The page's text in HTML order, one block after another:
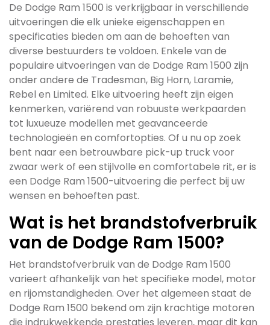
De Dodge Ram 1500 is verkrijgbaar in verschillende
uitvoeringen die elk unieke eigenschappen en
specificaties bieden om aan de behoeften van
diverse bestuurders te voldoen. Enkele van de
populaire uitvoeringen van de Dodge Ram 1500 zijn
onder andere de Tradesman, Big Horn, Laramie,
Rebel en Limited. Elke uitvoering heeft zijn eigen
kenmerken, variërend van robuuste werkpaarden
tot luxueuze modellen met geavanceerde
technologieën en comfortopties. Of u nu op zoek
bent naar een betrouwbare pick-up truck voor
zwaar werk of een stijlvolle en comfortabele rit, er is
een Dodge Ram 1500-uitvoering die perfect bij uw
wensen en behoeften past.
Wat is het brandstofverbruik
van de Dodge Ram 1500?
Het brandstofverbruik van de Dodge Ram 1500
varieert afhankelijk van het specifieke model, motor
en rijomstandigheden. Over het algemeen staat de
Dodge Ram 1500 bekend om zijn krachtige motoren